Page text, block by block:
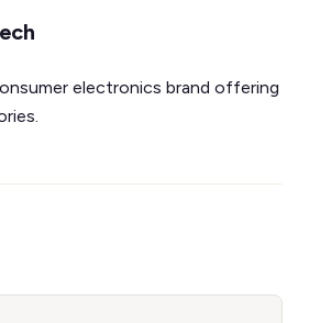
electronics brand offering